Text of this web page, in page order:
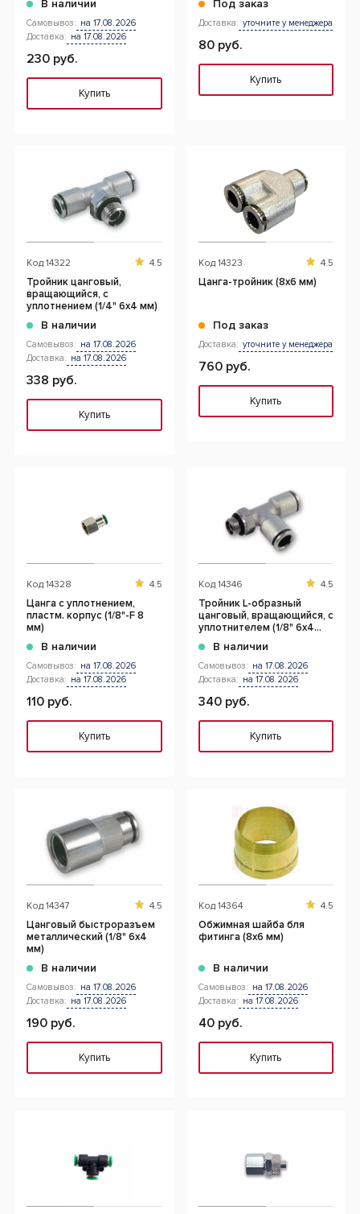
В наличии
Самовывоз: на 17.08.2026
Доставка: на 17.08.2026
230 руб.
Купить
Под заказ
Доставка: уточните у менеджера
80 руб.
Купить
Код 14322 4.5
Тройник цанговый,
вращающийся, с
уплотнением (1/4" 6x4 мм)
В наличии
Самовывоз: на 17.08.2026
Доставка: на 17.08.2026
338 руб.
Купить
Код 14323 4.5
Цанга-тройник (8х6 мм)
Под заказ
Доставка: уточните у менеджера
760 руб.
Купить
Код 14328 4.5
Цанга с уплотнением,
пластм. корпус (1/8"-F 8
мм)
В наличии
Самовывоз: на 17.08.2026
Доставка: на 17.08.2026
110 руб.
Купить
Код 14346 4.5
Тройник L-образный
цанговый, вращающийся, с
уплотнителем (1/8" 6x4
В наличии
Самовывоз: на 17.08.2026
Доставка: на 17.08.2026
340 руб.
Купить
Код 14347 4.5
Цанговый быстроразъем
металлический (1/8" 6х4
мм)
В наличии
Самовывоз: на 17.08.2026
Доставка: на 17.08.2026
190 руб.
Купить
Код 14364 4.5
Обжимная шайба бля
фитинга (8х6 мм)
В наличии
Самовывоз: на 17.08.2026
Доставка: на 17.08.2026
40 руб.
Купить